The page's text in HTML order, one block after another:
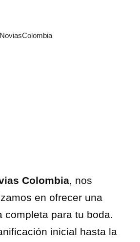
Bodas
Colombia, nos
en ofrecer una
completa para tu boda.
inicial hasta la